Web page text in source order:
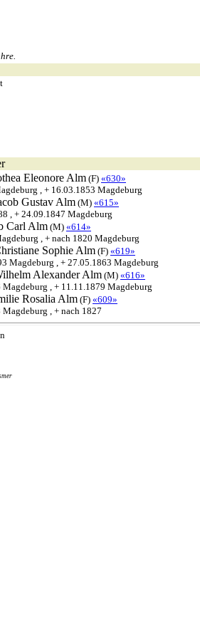
Eleonore Alm (F) «630»
, + 16.03.1853 Magdeburg
Gustav Alm (M) «615»
, + 24.09.1847 Magdeburg
Carl Alm (M) «614»
, + nach 1820 Magdeburg
Sophie Alm (F) «619»
Magdeburg , + 27.05.1863 Magdeburg
Alexander Alm (M) «616»
, + 11.11.1879 Magdeburg
Rosalia Alm (F) «609»
, + nach 1827